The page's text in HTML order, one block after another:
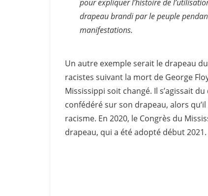
pour expliquer l’histoire de
drapeau brandi par le peuple
manifestations.
Un autre exemple serait le drapeau
racistes suivant la mort de George
Mississippi soit changé. Il s’agissait
confédéré sur son drapeau, alors
racisme. En 2020, le Congrès du
drapeau, qui a été adopté début 2021.